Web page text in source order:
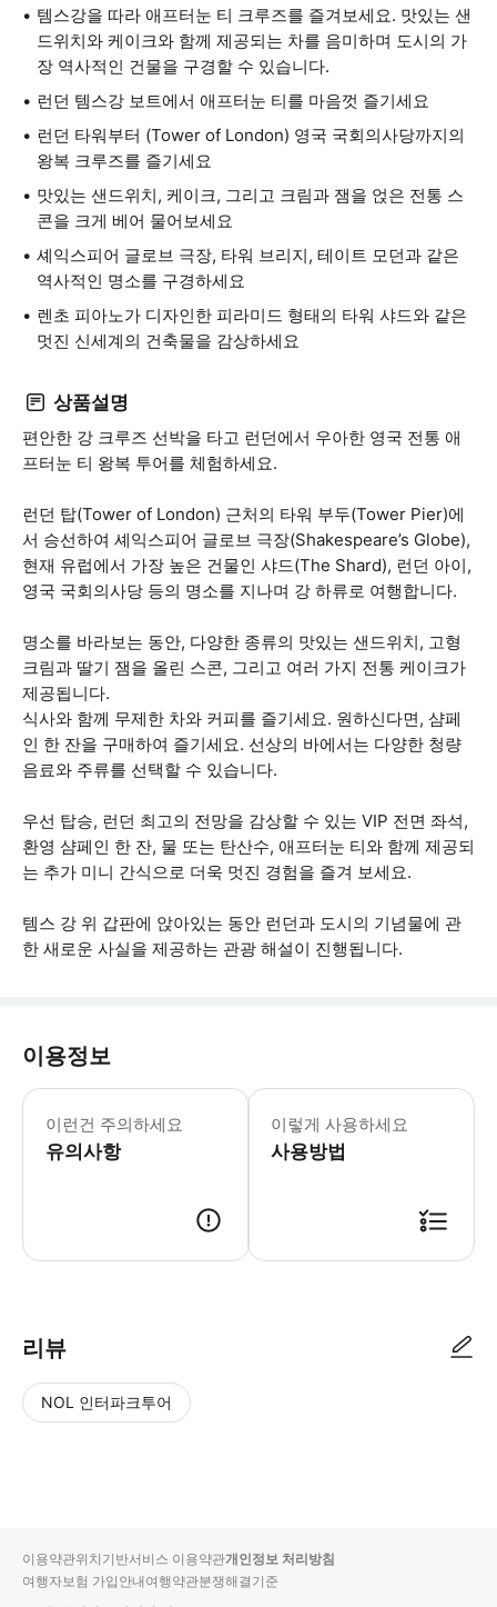
템스강을 따라 애프터눈 티 크루즈를 즐겨보세요. 맛있는 샌
드위치와 케이크와 함께 제공되는 차를 음미하며 도시의 가
장 역사적인 건물을 구경할 수 있습니다.
런던 템스강 보트에서 애프터눈 티를 마음껏 즐기세요
런던 타워부터 (Tower of London) 영국 국회의사당까지의
왕복 크루즈를 즐기세요
맛있는 샌드위치, 케이크, 그리고 크림과 잼을 얹은 전통 스
콘을 크게 베어 물어보세요
셰익스피어 글로브 극장, 타워 브리지, 테이트 모던과 같은
역사적인 명소를 구경하세요
렌초 피아노가 디자인한 피라미드 형태의 타워 샤드와 같은
멋진 신세계의 건축물을 감상하세요
상품설명
편안한 강 크루즈 선박을 타고 런던에서 우아한 영국 전통 애
프터눈 티 왕복 투어를 체험하세요.
런던 탑(Tower of London) 근처의 타워 부두(Tower Pier)에
서 승선하여 셰익스피어 글로브 극장(Shakespeare’s Globe),
현재 유럽에서 가장 높은 건물인 샤드(The Shard), 런던 아이,
영국 국회의사당 등의 명소를 지나며 강 하류로 여행합니다.
명소를 바라보는 동안, 다양한 종류의 맛있는 샌드위치, 고형
크림과 딸기 잼을 올린 스콘, 그리고 여러 가지 전통 케이크가
제공됩니다.
식사와 함께 무제한 차와 커피를 즐기세요. 원하신다면, 샴페
인 한 잔을 구매하여 즐기세요. 선상의 바에서는 다양한 청량
음료와 주류를 선택할 수 있습니다.
우선 탑승, 런던 최고의 전망을 감상할 수 있는 VIP 전면 좌석,
환영 샴페인 한 잔, 물 또는 탄산수, 애프터눈 티와 함께 제공되
는 추가 미니 간식으로 더욱 멋진 경험을 즐겨 보세요.
템스 강 위 갑판에 앉아있는 동안 런던과 도시의 기념물에 관
한 새로운 사실을 제공하는 관광 해설이 진행됩니다.
이용정보
이런건 주의하세요
유의사항
크루즈가 시작하기 전에 선내 좌석이
이렇게 사용하세요
사용방법
리뷰
NOL 인터파크투어
입니
다.
순
상
이용약관위치기반서비스 이용약관개인정보 처리방침
여행자보험 가입안내여행약관분쟁해결기준